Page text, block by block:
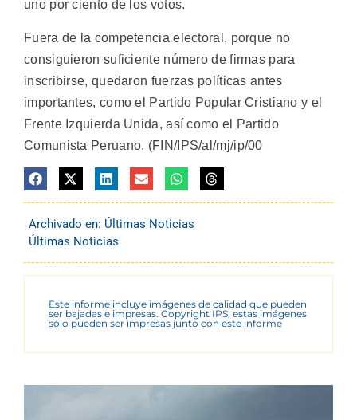
uno por ciento de los votos.
Fuera de la competencia electoral, porque no
consiguieron suficiente número de firmas para
inscribirse, quedaron fuerzas políticas antes
importantes, como el Partido Popular Cristiano y el
Frente Izquierda Unida, así como el Partido
Comunista Peruano. (FIN/IPS/al/mj/ip/00
Archivado en: Últimas Noticias
Últimas Noticias
Este informe incluye imágenes de calidad que pueden
ser bajadas e impresas. Copyright IPS, estas imágenes
sólo pueden ser impresas junto con este informe